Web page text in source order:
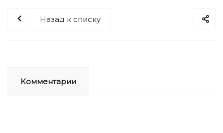
Назад к списку
Комментарии